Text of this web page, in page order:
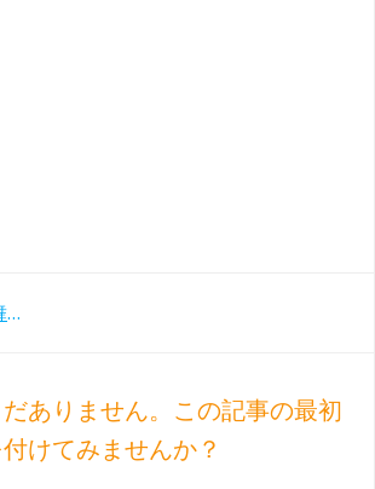
演出・舞台・衣装も素晴らしい ゲルギエフ＆ウィーンフィルによる『シモン・ボッカネグラ』(ザルツブルク音楽祭2019)
ありません。この記事の最初
けてみませんか？